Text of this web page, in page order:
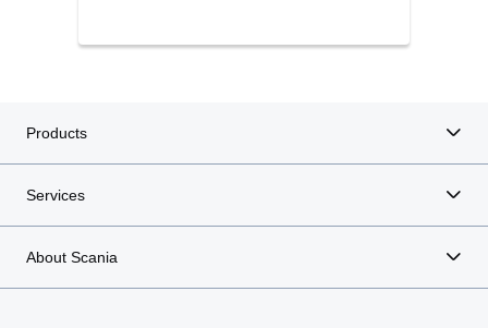
Products
Services
About Scania